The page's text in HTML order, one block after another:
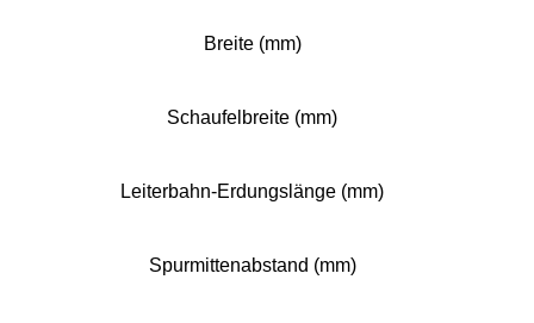
Breite (mm)
Schaufelbreite (mm)
Leiterbahn-Erdungslänge (mm)
Spurmittenabstand (mm)